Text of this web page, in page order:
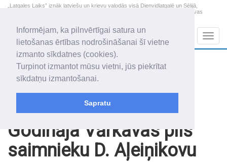
Informējam, ka pilnvērtīgai satura un
lietošanas ērtības nodrošināšanai šī vietne
izmanto sīkdatnes (cookies).
Turpinot izmantot mūsu vietni, jūs piekrītat
sīkdatņu izmantošanai.
Sapratu
„Latgales Laiks” iznāk latviešu un krievu valodās visā Dienvidlatgalē un Sēlijā,
„Latgales Laiks” latviešu valodā aptver Daugavpils valstspilsētu, Augšdaugavas
2026. gada 9. augusts
Svētdiena
Genovefa, Genoveva, Madara
+21.4
Godināja Vārkavas pils
saimnieku D. Aļeiņikovu